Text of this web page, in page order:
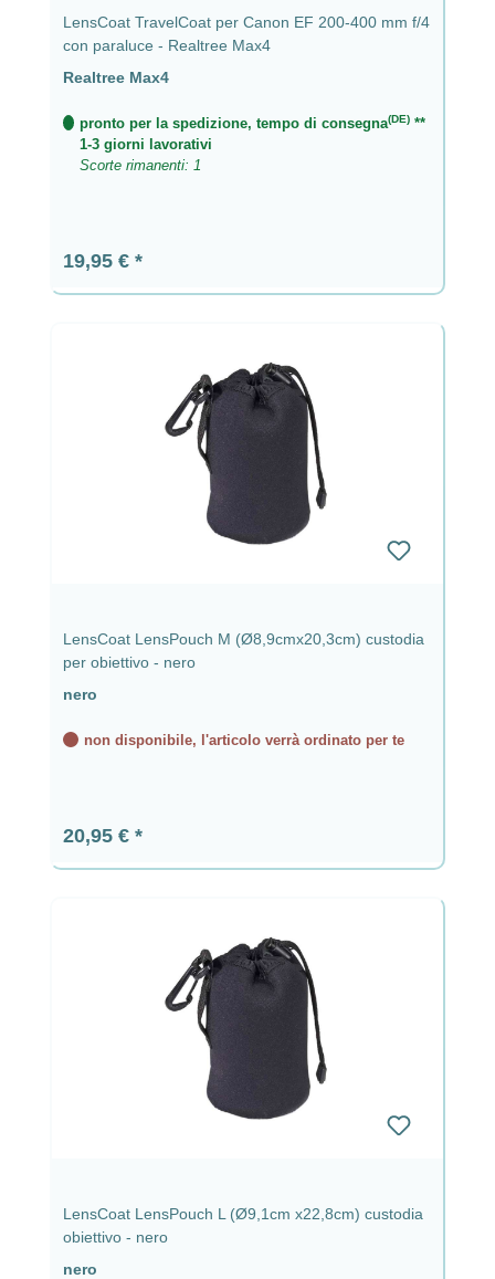
LensCoat TravelCoat per Canon EF 200-400 mm f/4
con paraluce - Realtree Max4
Realtree Max4
pronto per la spedizione, tempo di consegna(DE) **
1-3 giorni lavorativi
Scorte rimanenti: 1
Prezzo normale:
19,95 €
LensCoat LensPouch M (Ø8,9cmx20,3cm) custodia
per obiettivo - nero
nero
non disponibile, l'articolo verrà ordinato per te
Prezzo normale:
20,95 €
LensCoat LensPouch L (Ø9,1cm x22,8cm) custodia
obiettivo - nero
nero